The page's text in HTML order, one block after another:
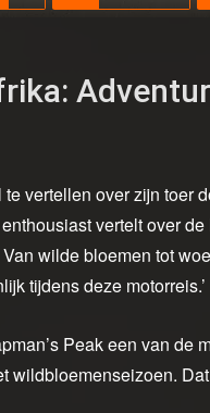
vertellen over zijn toer
vertelt over
wilde bloemen tot
tijdens deze motorreis.’
Peak een van de